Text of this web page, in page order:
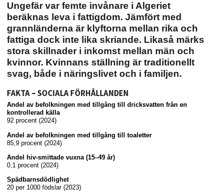
Ungefär var femte invånare i Algeriet
beräknas leva i fattigdom. Jämfört med
grannländerna är klyftorna mellan rika och
fattiga dock inte lika skriande. Likaså märks
stora skillnader i inkomst mellan män och
kvinnor. Kvinnans ställning är traditionellt
svag, både i näringslivet och i familjen.
FAKTA – SOCIALA FÖRHÅLLANDEN
Andel av befolkningen med tillgång till dricksvatten från en
kontrollerad källa
92 procent (2024)
Andel av befolkningen med tillgång till toaletter
85,9 procent (2024)
Andel hiv-smittade vuxna (15–49 år)
0,1 procent (2024)
Spädbarnsdödlighet
20 per 1000 födslar (2023)